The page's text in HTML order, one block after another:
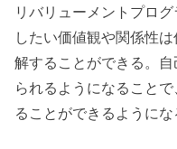
リバリューメントプロ
したい価値観や関係性
解することができる。
られるようになること
ることができるようにな